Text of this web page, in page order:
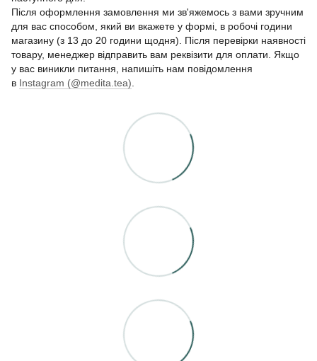
Після оформлення замовлення ми зв'яжемось з вами зручним
для вас способом, який ви вкажете у формі, в робочі години
магазину (з 13 до 20 години щодня). Після перевірки наявності
товару, менеджер відправить вам реквізити для оплати. Якщо
у вас виникли питання, напишіть нам повідомлення
в Instagram (@medita.tea)